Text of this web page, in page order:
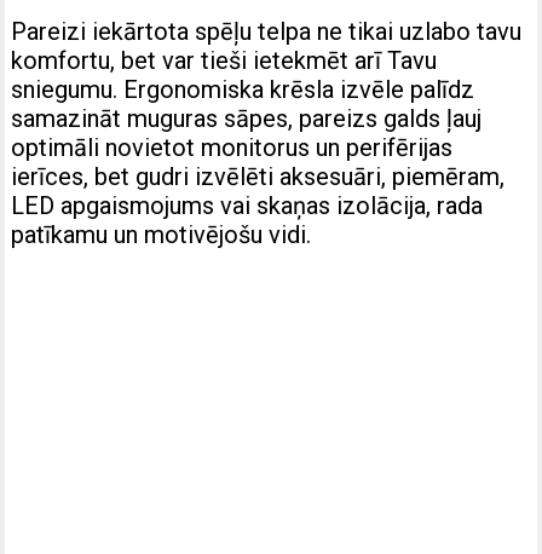
Pareizi iekārtota spēļu telpa ne tikai uzlabo tavu
komfortu, bet var tieši ietekmēt arī Tavu
sniegumu. Ergonomiska krēsla izvēle palīdz
samazināt muguras sāpes, pareizs galds ļauj
optimāli novietot monitorus un perifērijas
ierīces, bet gudri izvēlēti aksesuāri, piemēram,
LED apgaismojums vai skaņas izolācija, rada
patīkamu un motivējošu vidi.